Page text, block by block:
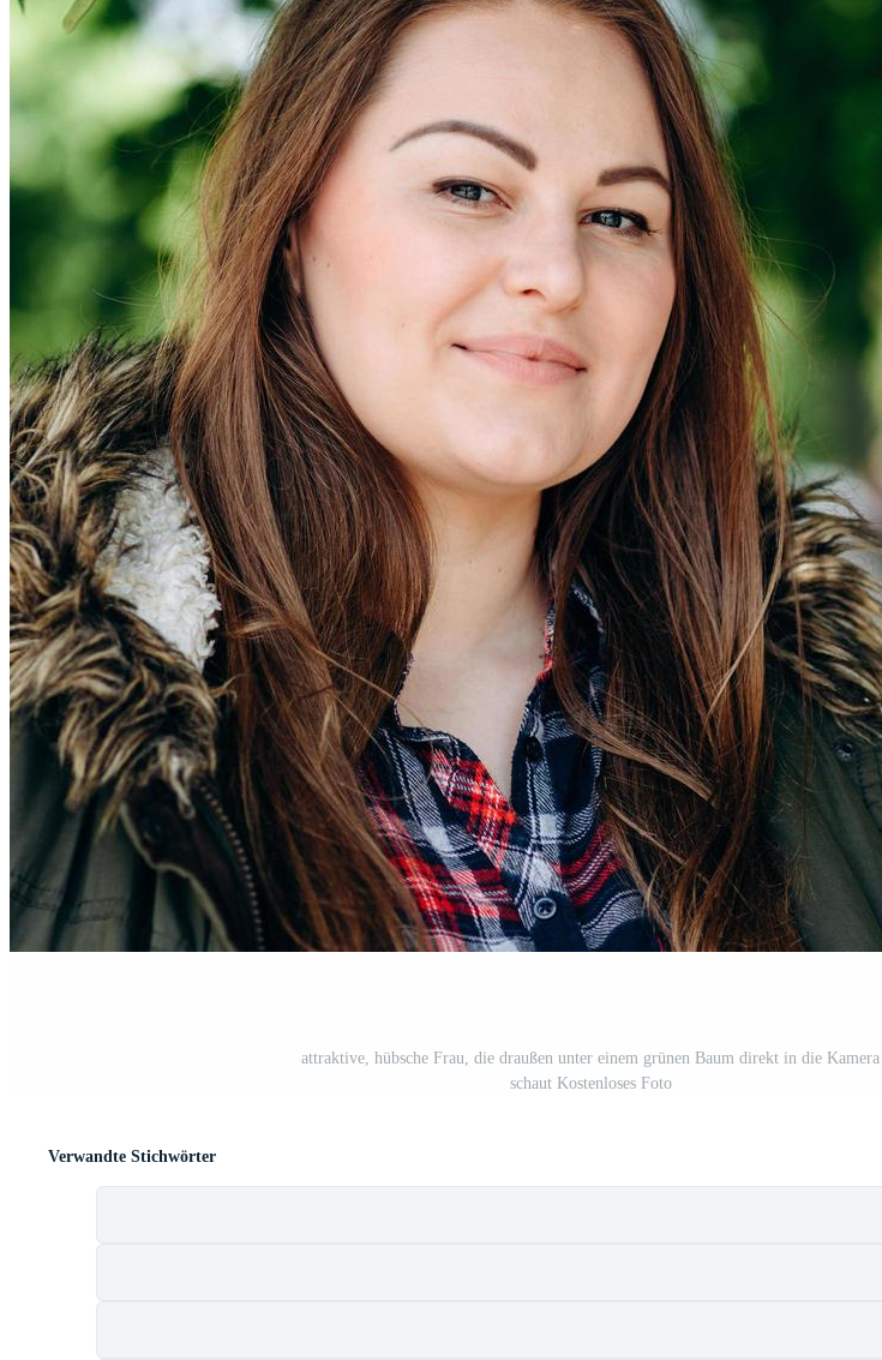
attraktive, hübsche Frau, die draußen unter einem grünen Baum direkt in die Kamera
schaut Kostenloses Foto
Verwandte Stichwörter